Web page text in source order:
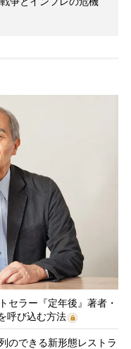
セラー『定年後』著者・
呼び込む方法
のできる新形態レストラ